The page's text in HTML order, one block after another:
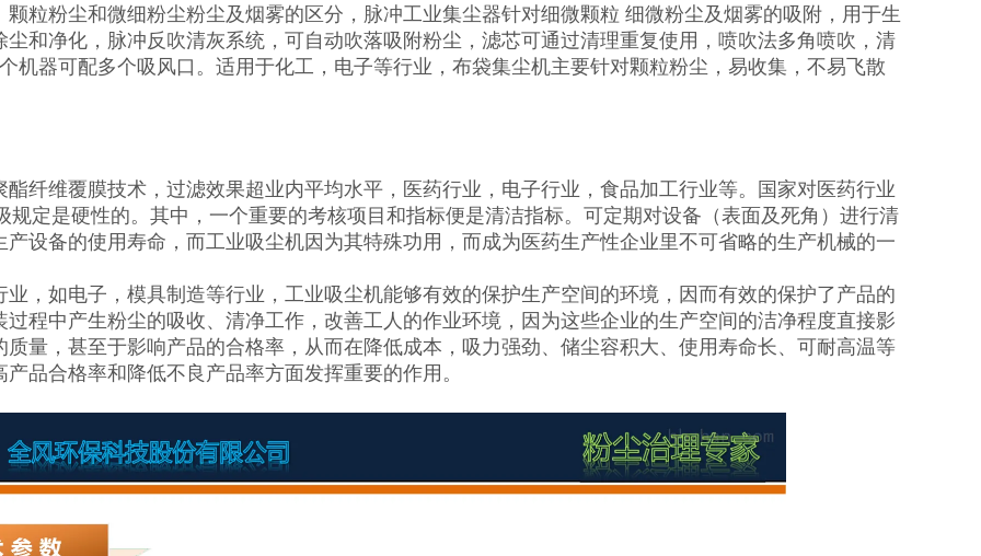
颗粒粉尘和微细粉尘粉尘及烟雾的区分，脉冲工业集尘器针对细微颗粒 细微粉尘及烟雾的吸附，用于生
尘和净化，脉冲反吹清灰系统，可自动吹落吸附粉尘，滤芯可通过清理重复使用，喷吹法多角喷吹，清
机器可配多个吸风口。适用于化工，电子等行业，布袋集尘机主要针对颗粒粉尘，易收集，不易飞散
酯纤维覆膜技术，过滤效果超业内平均水平，医药行业，电子行业，食品加工行业等。国家对医药行业
规定是硬性的。其中，一个重要的考核项目和指标便是清洁指标。可定期对设备（表面及死角）进行清
产设备的使用寿命，而工业吸尘机因为其特殊功用，而成为医药生产性企业里不可省略的生产机械的一
业，如电子，模具制造等行业，工业吸尘机能够有效的保护生产空间的环境，因而有效的保护了产品的
过程中产生粉尘的吸收、清净工作，改善工人的作业环境，因为这些企业的生产空间的洁净程度直接影
质量，甚至于影响产品的合格率，从而在降低成本，吸力强劲、储尘容积大、使用寿命长、可耐高温等
产品合格率和降低不良产品率方面发挥重要的作用。